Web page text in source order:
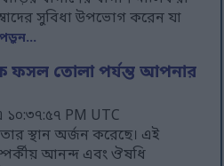
সুবিধা উপভোগ করেন যা
ফসল তোলা পর্যন্ত আপনার
১০:৩৭:৫৭ PM UTC
স্থান অর্জন করেছে। এই
আনন্দ এবং ঔষধি